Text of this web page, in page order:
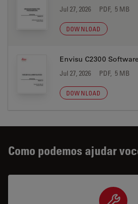
Jul 27, 2026 PDF, 5 MB
DOWNLOAD
Envisu C2300
Jul 27, 2026 PDF, 5 MB
DOWNLOAD
Como podemos ajudar